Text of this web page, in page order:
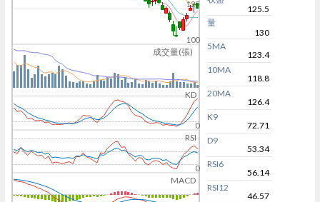
成交量(張)
KD
RSI
MACD
100
125
0
0
125.5
量
130
5MA
123.4
10MA
118.8
20MA
126.4
K9
72.71
D9
53.34
RSI6
56.14
RSI12
46.57